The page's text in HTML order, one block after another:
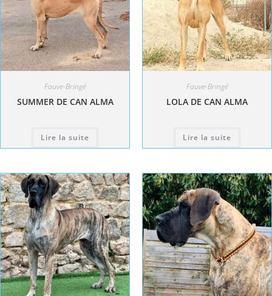
Fauve-Bringé
SUMMER DE CAN ALMA
Lire la suite
Fauve-Bringé
LOLA DE CAN ALMA
Lire la suite